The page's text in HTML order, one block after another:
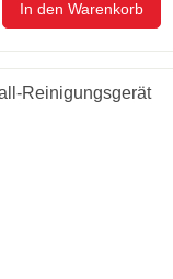
In den Warenkorb